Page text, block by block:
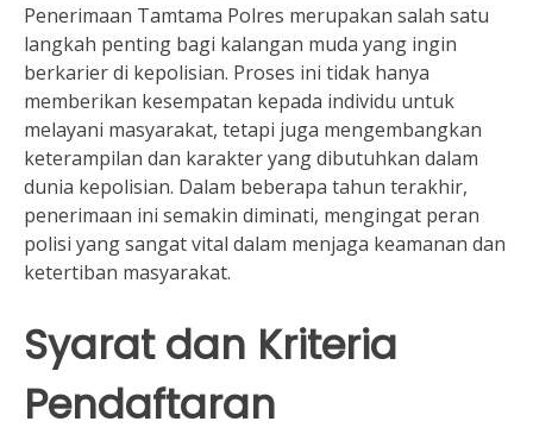
Penerimaan Tamtama Polres merupakan salah satu
langkah penting bagi kalangan muda yang ingin
berkarier di kepolisian. Proses ini tidak hanya
memberikan kesempatan kepada individu untuk
melayani masyarakat, tetapi juga mengembangkan
keterampilan dan karakter yang dibutuhkan dalam
dunia kepolisian. Dalam beberapa tahun terakhir,
penerimaan ini semakin diminati, mengingat peran
polisi yang sangat vital dalam menjaga keamanan dan
ketertiban masyarakat.
Syarat dan Kriteria
Pendaftaran